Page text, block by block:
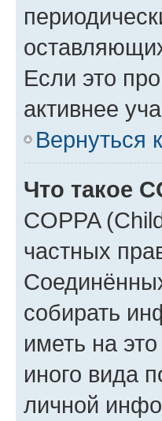
Если это
активнее
Вернуться
Что такое
COPPA
частных
собирать
иметь на
иного вида
личной